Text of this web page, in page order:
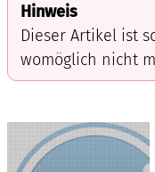
Hinweis
Dieser Artikel ist
womöglich nicht